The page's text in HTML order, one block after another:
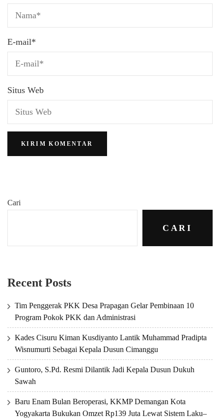
E-mail*
Situs Web
Cari
CARI
Recent Posts
Tim Penggerak PKK Desa Prapagan Gelar Pembinaan 10
Program Pokok PKK dan Administrasi
Kades Cisuru Kiman Kusdiyanto Lantik Muhammad Pradipta
Wisnumurti Sebagai Kepala Dusun Cimanggu
Guntoro, S.Pd. Resmi Dilantik Jadi Kepala Dusun Dukuh
Sawah
Baru Enam Bulan Beroperasi, KKMP Demangan Kota
Yogyakarta Bukukan Omzet Rp139 Juta Lewat Sistem Laku–